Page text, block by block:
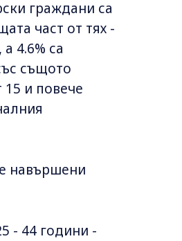
граждани са
част от тях -
4.6% са
същото
15 и повече
навършени
- 44 години -